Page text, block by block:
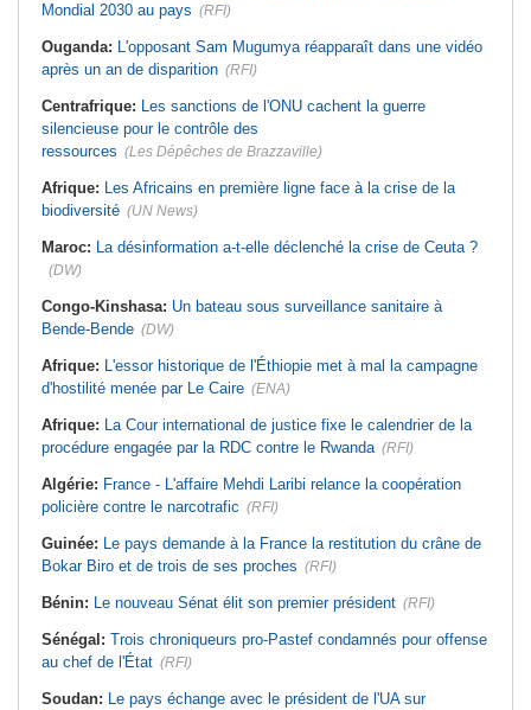
Mondial 2030 au pays (RFI)
Ouganda: L'opposant Sam Mugumya réapparaît dans une vidéo
après un an de disparition (RFI)
Centrafrique: Les sanctions de l'ONU cachent la guerre
silencieuse pour le contrôle des
ressources (Les Dépêches de Brazzaville)
Afrique: Les Africains en première ligne face à la crise de la
biodiversité (UN News)
Maroc: La désinformation a-t-elle déclenché la crise de Ceuta ?
(DW)
Congo-Kinshasa: Un bateau sous surveillance sanitaire à
Bende-Bende (DW)
Afrique: L'essor historique de l'Éthiopie met à mal la campagne
d'hostilité menée par Le Caire (ENA)
Afrique: La Cour international de justice fixe le calendrier de la
procédure engagée par la RDC contre le Rwanda (RFI)
Algérie: France - L'affaire Mehdi Laribi relance la coopération
policière contre le narcotrafic (RFI)
Guinée: Le pays demande à la France la restitution du crâne de
Bokar Biro et de trois de ses proches (RFI)
Bénin: Le nouveau Sénat élit son premier président (RFI)
Sénégal: Trois chroniqueurs pro-Pastef condamnés pour offense
au chef de l'État (RFI)
Soudan: Le pays échange avec le président de l'UA sur